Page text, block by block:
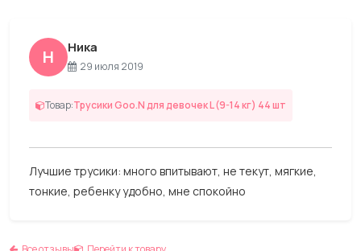
Н Ника
29 июля 2019
Товар:Трусики Goo.N для девочек L (9-14 кг) 44 шт
Лучшие трусики: много впитывают, не текут, мягкие,
тонкие, ребенку удобно, мне спокойно